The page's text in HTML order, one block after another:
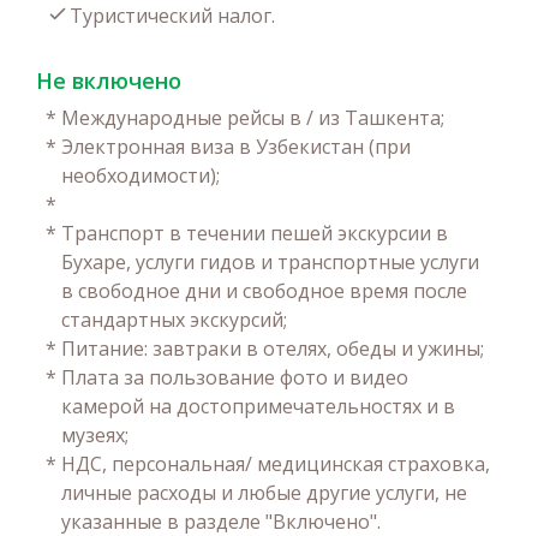
Туристический налог.
Не включено
* Международные рейсы в / из Ташкента;
* Электронная виза в Узбекистан (при
необходимости);
*
* Транспорт в течении пешей экскурсии в
Бухаре, услуги гидов и транспортные услуги
в свободное дни и свободное время после
стандартных экскурсий;
* Питание: завтраки в отелях, обеды и ужины;
* Плата за пользование фото и видео
камерой на достопримечательностях и в
музеях;
* НДС, персональная/ медицинская страховка,
личные расходы и любые другие услуги, не
указанные в разделе "Включено".